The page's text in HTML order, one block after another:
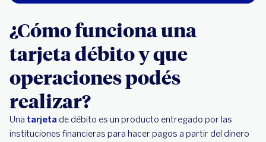
¿Cómo funciona una
tarjeta débito y que
operaciones podés
realizar?
Una tarjeta de débito es un producto entregado por las
instituciones financieras para hacer pagos a partir del dinero